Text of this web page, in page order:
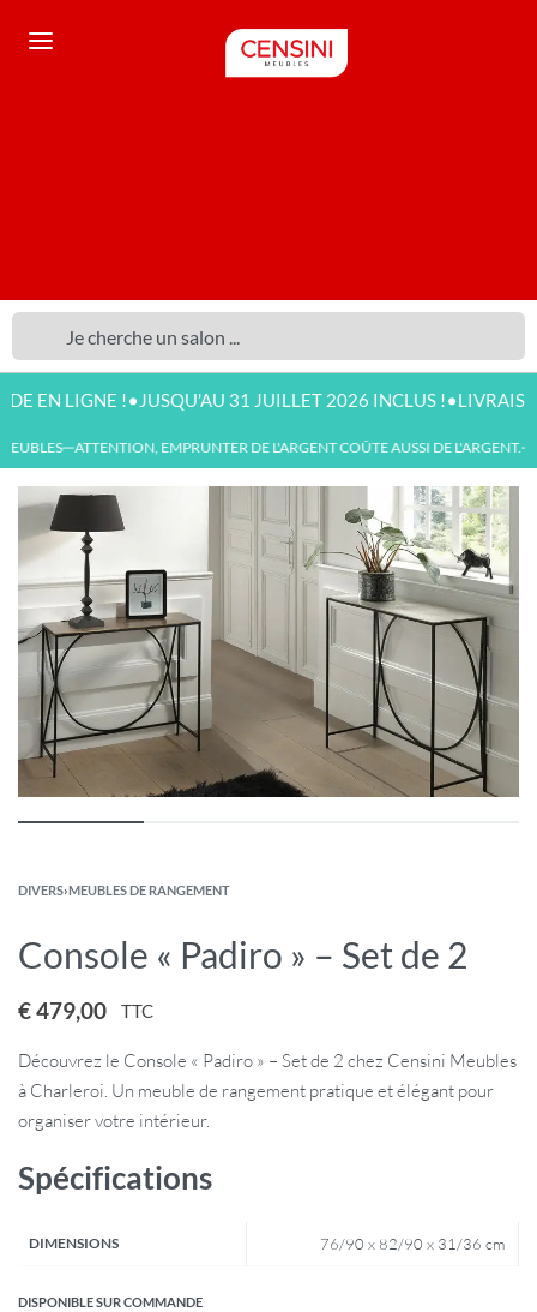
LIGNE !•JUSQU'AU 31 JUILLET 2026 INCLUS !•LIVRAISON
—ATTENTION, EMPRUNTER DE L'ARGENT COÛTE AUSSI DE L'ARGENT.—
DIVERS›MEUBLES DE RANGEMENT
Console « Padiro » – Set de 2
€479,00 TTC
Découvrez le Console « Padiro » – Set de 2 chez Censini Meubles
à Charleroi. Un meuble de rangement pratique et élégant pour
organiser votre intérieur.
Spécifications
DIMENSIONS 76/90 x 82/90 x 31/36 cm
DISPONIBLE SUR COMMANDE